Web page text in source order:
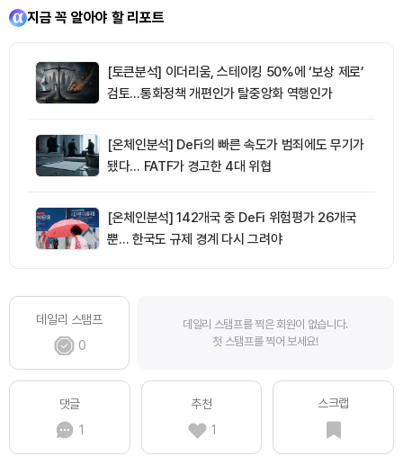
지금 꼭 알아야 할 리포트
[토큰분석] 이더리움, 스테이킹 50%에 ‘보상 제로’
검토…통화정책 개편인가 탈중앙화 역행인가
[온체인분석] DeFi의 빠른 속도가 범죄에도 무기가
됐다… FATF가 경고한 4대 위협
[온체인분석] 142개국 중 DeFi 위험평가 26개국
뿐… 한국도 규제 경계 다시 그려야
데일리 스탬프
0
데일리 스탬프를 찍은 회원이 없습니다.
첫 스탬프를 찍어 보세요!
댓글
1
추천
1
스크랩